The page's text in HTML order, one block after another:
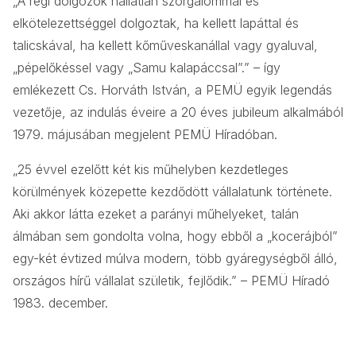
elkötelezettséggel dolgoztak, ha kellett lapáttal és
talicskával, ha kellett kőműveskanállal vagy gyaluval,
„pépelőkéssel vagy „Samu kalapáccsal”.” – így
emlékezett Cs. Horváth István, a PEMÜ egyik legendás
vezetője, az indulás éveire a 20 éves jubileum alkalmából
1979. májusában megjelent PEMÜ Híradóban.
„25 évvel ezelőtt két kis műhelyben kezdetleges
körülmények közepette kezdődött vállalatunk története.
Aki akkor látta ezeket a parányi műhelyeket, talán
álmában sem gondolta volna, hogy ebből a „kocerájból”
egy-két évtized múlva modern, több gyáregységből álló,
országos hírű vállalat születik, fejlődik.” – PEMÜ Híradó
1983. december.